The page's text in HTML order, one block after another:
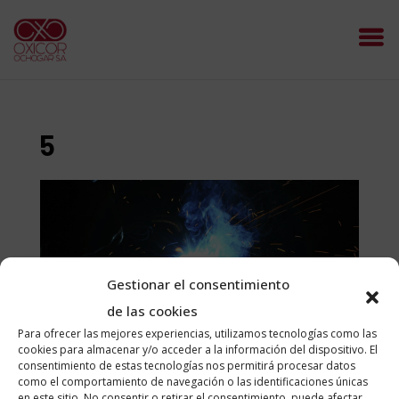
Gestionar el consentimiento
de las cookies
Para ofrecer las mejores experiencias, utilizamos tecnologías como las
cookies para almacenar y/o acceder a la información del dispositivo. El
consentimiento de estas tecnologías nos permitirá procesar datos
como el comportamiento de navegación o las identificaciones únicas
5